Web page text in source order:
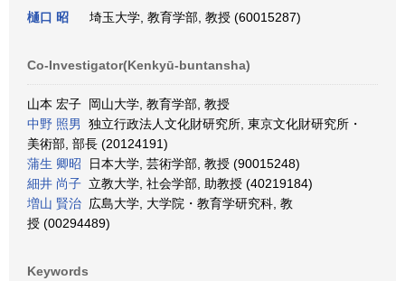
樋口 昭 埼玉大学, 教育学部, 教授 (60015287)
Co-Investigator(Kenkyū-buntansha)
山本 宏子 岡山大学, 教育学部, 教授
中野 照男
独立行政法人文化財研究所, 東京文化財研究所・
美術部, 部長 (20124191)
蒲生 卿昭 日本大学, 芸術学部, 教授 (90015248)
細井 尚子 立教大学, 社会学部, 助教授 (40219184)
増山 賢治 広島大学, 大学院・教育学研究科, 教
授 (00294489)
Keywords